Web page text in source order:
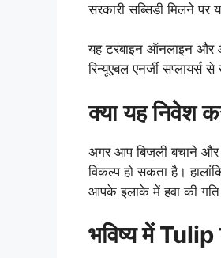
सरकारी सब्सिडी मिलने
यह टरबाइन ऑनलाइन और
रिन्यूएबल एनर्जी सप्लायर्स
क्या यह निवेश
अगर आप बिजली बचाने और
विकल्प हो सकता है।
आपके इलाके में हवा की गति
भविष्य में Tulip